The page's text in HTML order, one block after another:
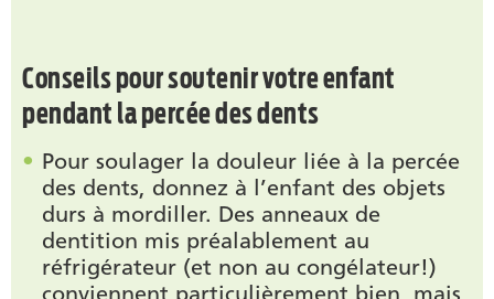
Conseils pour soutenir votre enfant
pendant la percée des dents
Pour soulager la douleur liée à la percée
des dents, donnez à l’enfant des objets
durs à mordiller. Des anneaux de
dentition mis préalablement au
réfrigérateur (et non au congélateur!)